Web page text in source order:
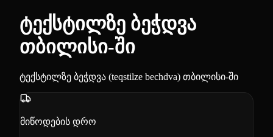
ტექსტილზე ბეჭდვა
თბილისი-ში
ტექსტილზე ბეჭდვა (teqstilze bechdva) თბილისი-ში
მიწოდების დრო